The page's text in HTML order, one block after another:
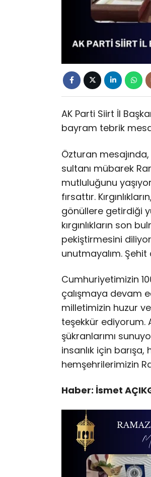
AK Parti Siirt İl
bayram tebrik
Özturan mesajında,
sultanı mübarek
mutluluğunu
fırsattır.
gönüllere getirdiği
kırgınlıkların son
pekiştirmesini
unutmayalım. Şehit
Cumhuriyetimizin
çalışmaya devam
milletimizin huzur
teşekkür ediyorum.
şükranlarımı
insanlık için
hemşehrilerimizin
Haber: İsmet